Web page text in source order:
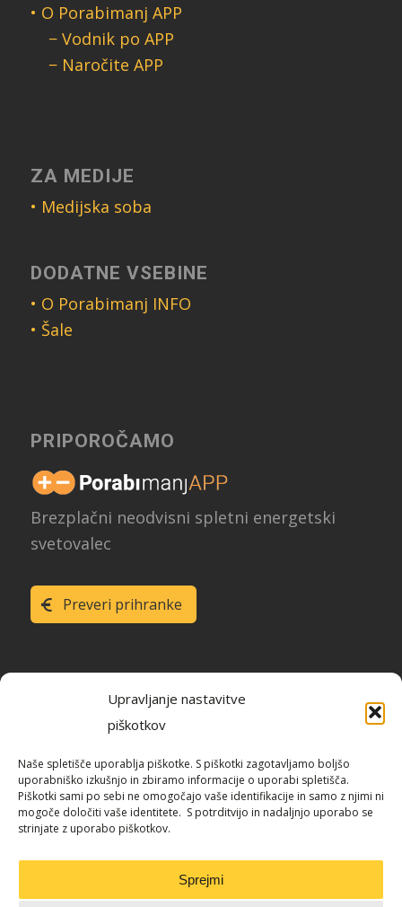
Upravljanje nastavitve
piškotkov
Naše spletišče uporablja piškotke. S piškotki zagotavljamo boljšo
uporabniško izkušnjo in zbiramo informacije o uporabi spletišča.
Piškotki sami po sebi ne omogočajo vaše identifikacije in samo z njimi ni
mogoče določiti vaše identitete. S potrditvijo in nadaljnjo uporabo se
strinjate z uporabo piškotkov.
Sprejmi
• O Porabimanj APP
− Vodnik po APP
− Naročite APP
ZA MEDIJE
• Medijska soba
DODATNE VSEBINE
• O Porabimanj INFO
• Šale
PRIPOROČAMO
Brezplačni neodvisni spletni energetski
svetovalec
Preveri prihranke
Slovenije
Blog / REUS